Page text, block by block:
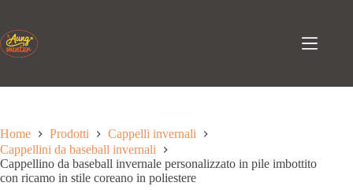
contenuto
Home Prodotti
Cappelli invernali
Cappellini da baseball invernali
Cappellino da baseball invernale personalizzato in pile imbottito
con ricamo in stile coreano in poliestere